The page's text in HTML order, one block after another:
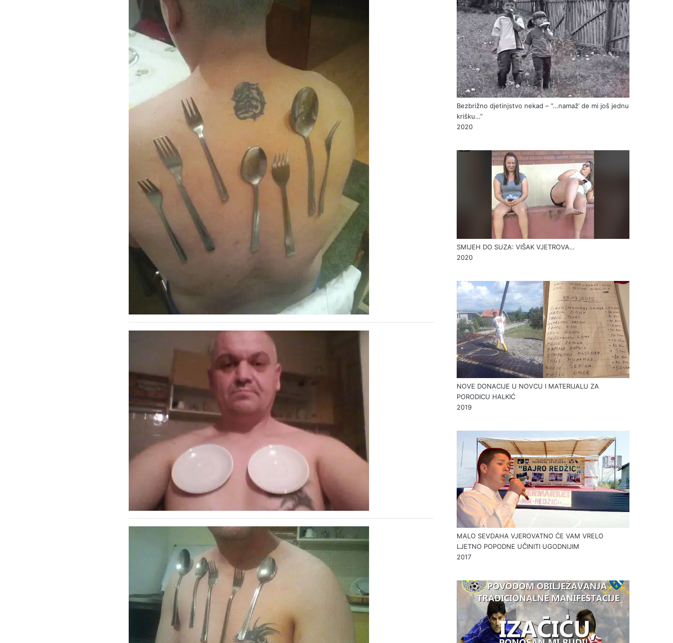
Bezbrižno djetinjstvo nekad – “…namaž’ de mi još jednu
krišku…”
2020
SMIJEH DO SUZA: VIŠAK VJETROVA…
2020
NOVE DONACIJE U NOVCU I MATERIJALU ZA
PORODICU HALKIĆ
2019
MALO SEVDAHA VJEROVATNO ĆE VAM VRELO
LJETNO POPODNE UČINITI UGODNIJIM
2017